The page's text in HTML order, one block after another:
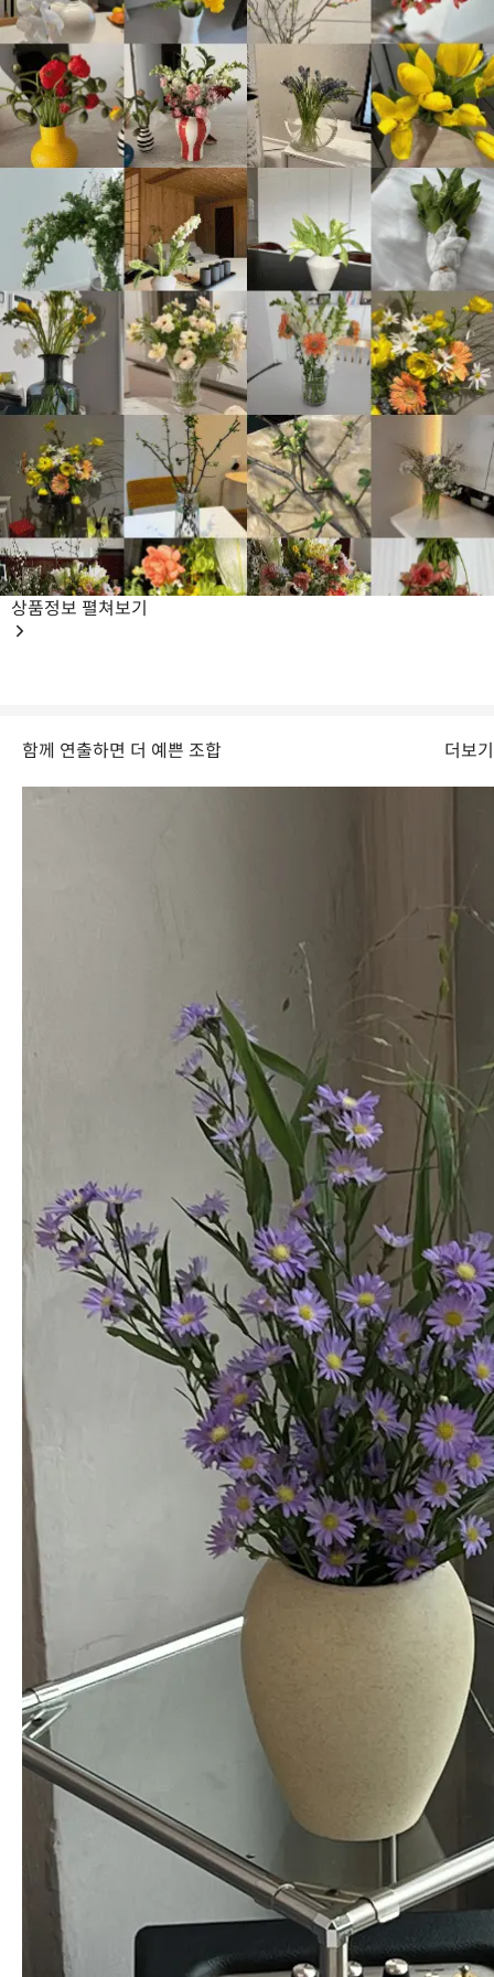
그린소재로 임팩트가 있네요.
님의 실제 후기입니다.
너무 싱그럽고 예뻐요
님의 실제 후기입니다.
상품정보 펼쳐보기
함께 연출하면 더 예쁜 조합 더보기